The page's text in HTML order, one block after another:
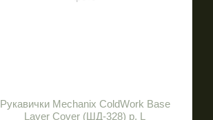
Рукавички Mechanix ColdWork Base
Layer Cover (ШД-328) р. L